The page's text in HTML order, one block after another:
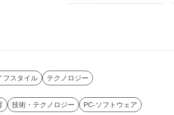
フスタイル テクノロジー
技術・テクノロジー PC-ソフトウェア